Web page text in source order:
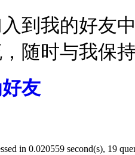
到我的好友
随时与我保
友
in 0.020559 second(s), 19